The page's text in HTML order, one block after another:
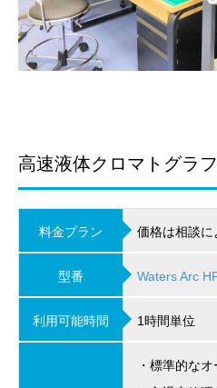
高速液体クロマトグラ
料金プラン 価格は相談に
型番 Waters Arc
利用可能時間 1時間単位
・標準的な